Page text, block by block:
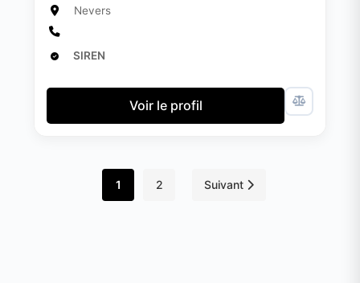
Nevers
SIREN
Voir le profil
1 2 Suivant